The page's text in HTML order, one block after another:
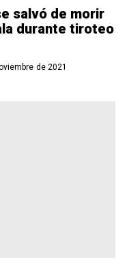
salvó de morir
durante tiroteo
de 2021